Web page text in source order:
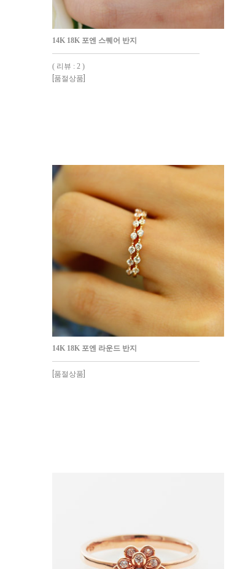
14K 18K 포엔 스퀘어 반지
( 리뷰 : 2 )
[품절상품]
14K 18K 포엔 라운드 반지
[품절상품]